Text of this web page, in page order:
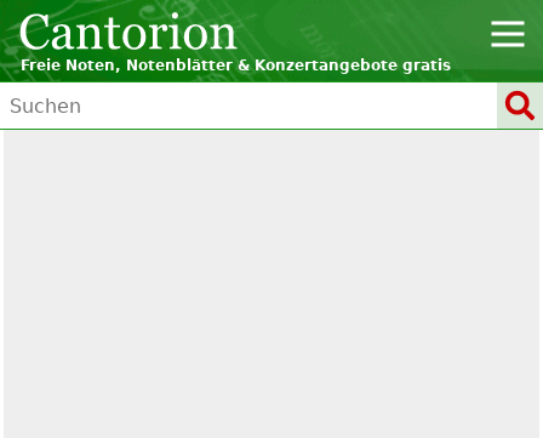
Freie Noten, Notenblätter & Konzertangebote gratis